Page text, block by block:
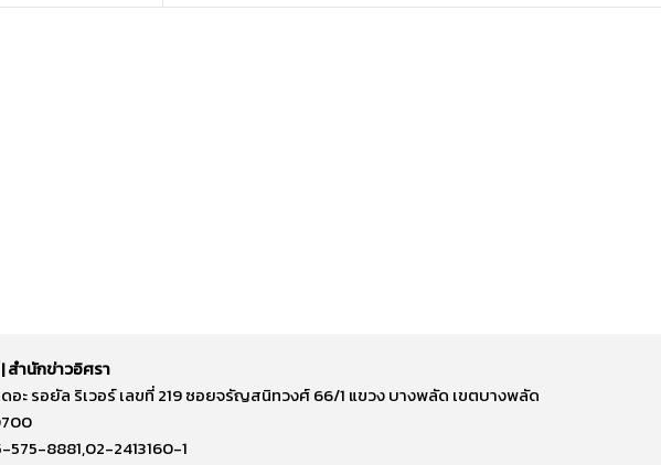
สำนักข่าวอิศรา
ดอะ รอยัล ริเวอร์ เลขที่ 219 ซอยจรัญสนิทวงศ์ 66/1 แขวง บางพลัด เขตบางพลัด
575-8881,02-2413160-1